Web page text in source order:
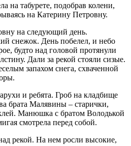
табурете, подобрав колени,
на Катерину Петровну.
на следующий день.
снежок. День побелел, и небо
будто над головой протянули
Дали за рекой стояли сизые.
запахом снега, схваченной
и ребята. Гроб на кладбище
брата Малявины – старички,
Манюшка с братом Володькой
смотрела перед собой.
рекой. На нем росли высокие,